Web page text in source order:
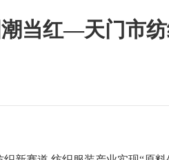
当红—天门市